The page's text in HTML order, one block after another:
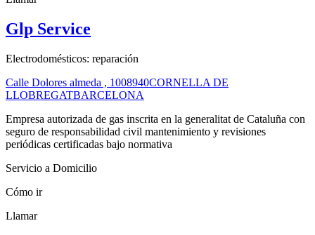
Glp Service
Electrodomésticos: reparación
Calle Dolores almeda , 1008940CORNELLA DE
LLOBREGATBARCELONA
Empresa autorizada de gas inscrita en la generalitat de Cataluña con
seguro de responsabilidad civil mantenimiento y revisiones
periódicas certificadas bajo normativa
Servicio a Domicilio
Cómo ir
Llamar